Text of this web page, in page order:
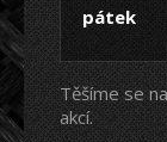
pátek
Těšíme se
akcí.